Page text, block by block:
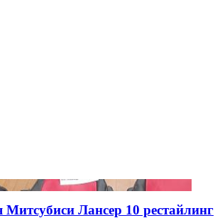
Лансер 10 рестайлинг